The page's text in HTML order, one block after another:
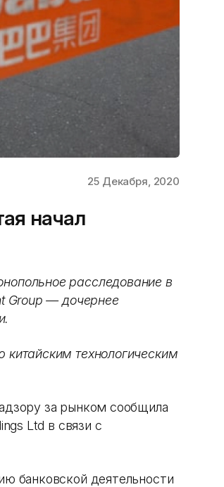
25 Декабря, 2020
начал
расследование в
Group — дочернее
технологическим
за рынком сообщила
Ltd в связи с
банковской деятельности